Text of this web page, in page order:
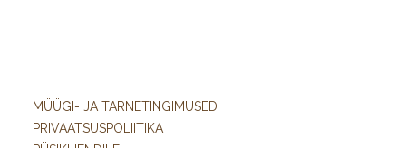
MÜÜGI- JA TARNETINGIMUSED
PRIVAATSUSPOLIITIKA